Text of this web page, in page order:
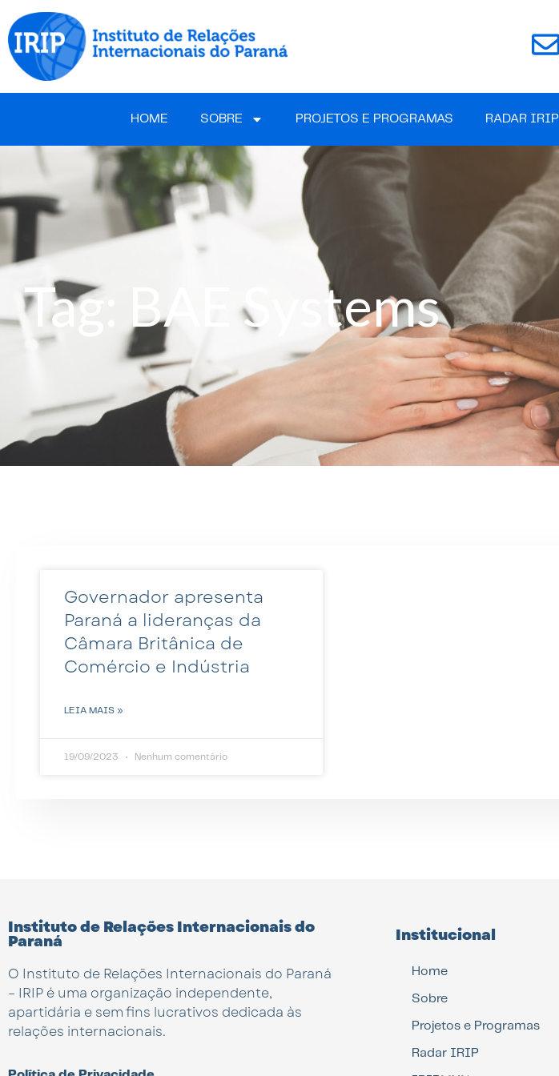
HOME SOBRE PROJETOS E PROGRAMAS RADAR IRIP
Tag: BAE Systems
Governador apresenta
Paraná a lideranças da
Câmara Britânica de
Comércio e Indústria
LEIA MAIS »
19/09/2023 Nenhum comentário
Instituto de Relações Internacionais do
Paraná
O Instituto de Relações Internacionais do Paraná
– IRIP é uma organização independente,
apartidária e sem fins lucrativos dedicada às
relações internacionais.
Institucional
Home
Sobre
Projetos e Programas
Radar IRIP